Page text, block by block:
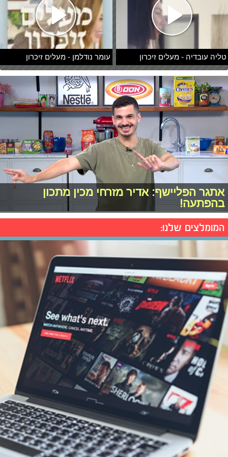
טליה עובדיה - מעלים זיכרון עומר נודלמן - מעלים זיכרון
אתגר הפליישף: אדיר מזרחי מכין מתכון
בהפתעה!
המומלצים שלנו: